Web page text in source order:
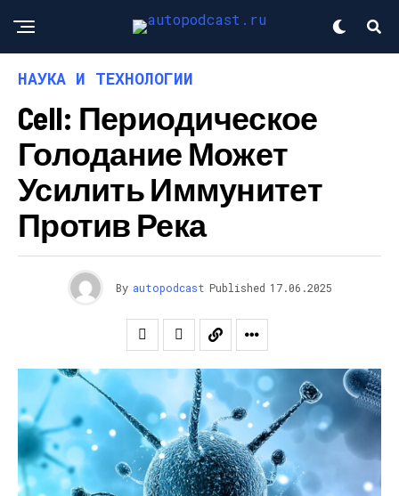
НАУКА И ТЕХНОЛОГИИ
Cell: Периодическое
Голодание Может
Усилить Иммунитет
Против Река
By autopodcast Published 17.06.2025